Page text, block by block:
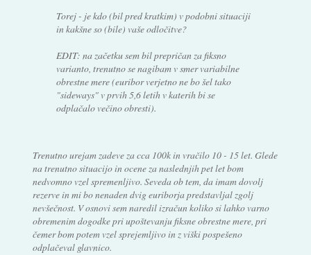
Torej - je kdo (bil pred kratkim) v podobni situaciji
in kakšne so (bile) vaše odločitve?
EDIT: na začetku sem bil prepričan za fiksno
varianto, trenutno se nagibam v smer variabilne
obrestne mere (euribor verjetno ne bo šel tako
"sideways" v prvih 5,6 letih v katerih bi se
odplačalo večino obresti).
Trenutno urejam zadeve za cca 100k in vračilo 10 - 15 let. Glede
na trenutno situacijo in ocene za naslednjih pet let bom
nedvomno vzel spremenljivo. Seveda ob tem, da imam dovolj
rezerve in mi bo nenaden dvig euriborja predstavljal zgolj
nevšečnost. V osnovi sem naredil izračun koliko si lahko varno
obremenim dogodke pri upoštevanju fiksne obrestne mere, pri
čemer bom potem vzel sprejemljivo in z viški pospešeno
odplačeval glavnico.